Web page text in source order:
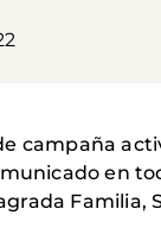
campaña
en